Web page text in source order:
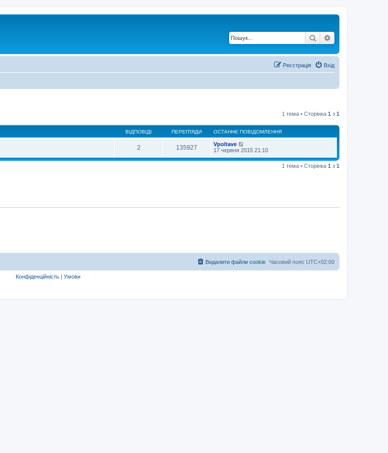
Пошук
Вхід
Реєстрація
1 тема • Сторінка 1 з 1
ВІДПОВІДІ ПЕРЕГЛЯДИ ОСТАННЄ ПОВІДОМЛЕННЯ
2 135927
Vpoltave
17 червня 2015 21:10
1 тема • Сторінка 1 з 1
Часовий пояс UTC+02:00
Видалити файли cookie
Конфіденційність | Умови